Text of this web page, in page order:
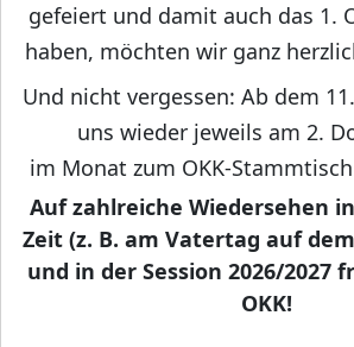
gefeiert und damit auch das 1.
haben, möchten wir ganz
Und nicht vergessen: Ab dem
uns wieder jeweils am 2.
im Monat zum OKK-
Auf zahlreiche Wiedersehen
Zeit (z. B. am Vatertag auf
und in der Session 2026/2027
OKK!